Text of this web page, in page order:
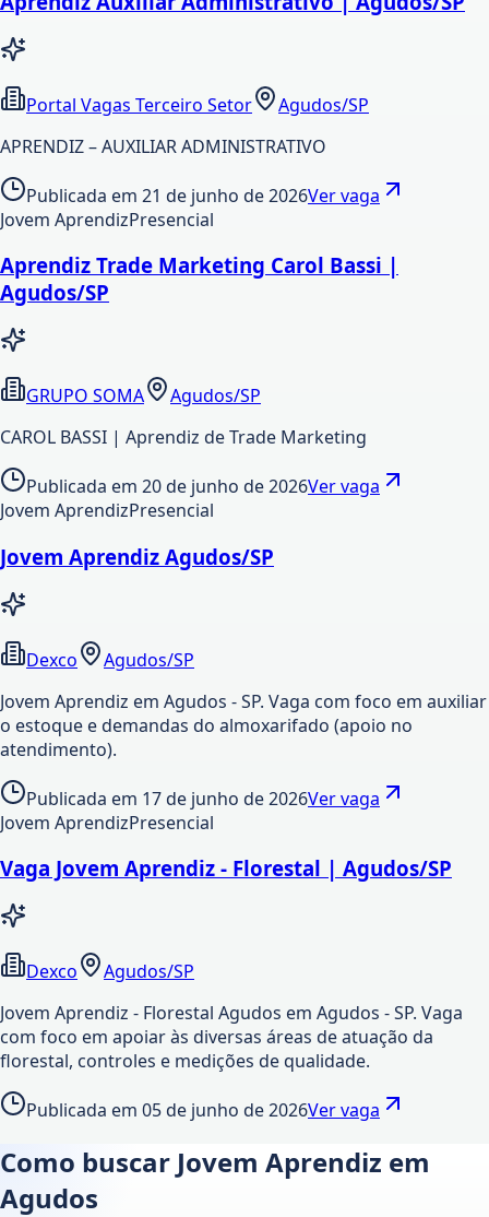
Portal Vagas Terceiro Setor
Agudos/SP
APRENDIZ – AUXILIAR ADMINISTRATIVO
Publicada em 21 de junho de 2026Ver vaga
Jovem AprendizPresencial
Aprendiz Trade Marketing Carol Bassi |
Agudos/SP
GRUPO SOMA
Agudos/SP
CAROL BASSI | Aprendiz de Trade Marketing
Publicada em 20 de junho de 2026Ver vaga
Jovem AprendizPresencial
Jovem Aprendiz Agudos/SP
Dexco
Agudos/SP
Jovem Aprendiz em Agudos - SP. Vaga com foco em auxiliar
o estoque e demandas do almoxarifado (apoio no
atendimento).
Publicada em 17 de junho de 2026Ver vaga
Jovem AprendizPresencial
Vaga Jovem Aprendiz - Florestal | Agudos/SP
Dexco
Agudos/SP
Jovem Aprendiz - Florestal Agudos em Agudos - SP. Vaga
com foco em apoiar às diversas áreas de atuação da
florestal, controles e medições de qualidade.
Publicada em 05 de junho de 2026Ver vaga
Como buscar Jovem Aprendiz em
Agudos